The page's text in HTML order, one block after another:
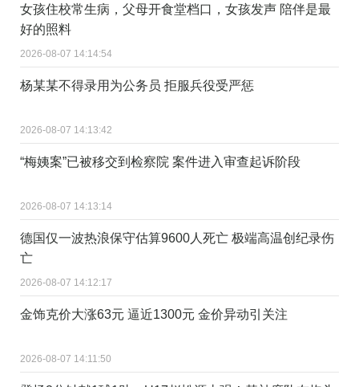
女孩住校常生病，父母开食堂档口，女孩发声 陪伴是最
好的照料
2026-08-07 14:14:54
杨某某不得录用为公务员 拒服兵役受严惩
2026-08-07 14:13:42
“梅姨案”已被移交到检察院 案件进入审查起诉阶段
2026-08-07 14:13:14
德国仅一波热浪保守估算9600人死亡 极端高温创纪录伤
亡
2026-08-07 14:12:17
金饰克价大涨63元 逼近1300元 金价异动引关注
2026-08-07 14:11:50